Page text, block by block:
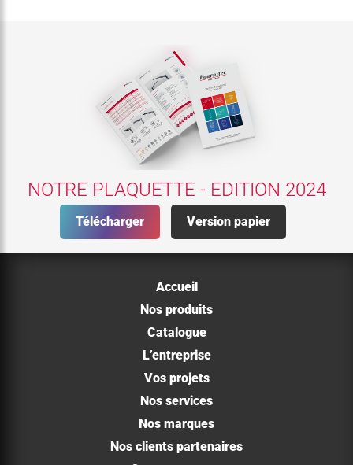
NOTRE PLAQUETTE - EDITION 2024
Télécharger Version papier
Accueil
Nos produits
Catalogue
L’entreprise
Vos projets
Nos services
Nos marques
Nos clients partenaires